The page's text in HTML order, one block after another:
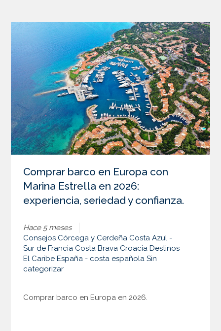
Comprar barco en Europa con
Marina Estrella en 2026:
experiencia, seriedad y confianza.
Hace 5 meses
Consejos Córcega y Cerdeña Costa Azul -
Sur de Francia Costa Brava Croacia Destinos
El Caribe España - costa española Sin
categorizar
Comprar barco en Europa en 2026.